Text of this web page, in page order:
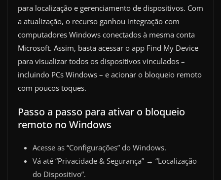
para localização e gerenciamento de dispositivos. Com
a atualização, o recurso ganhou integração com
computadores Windows conectados à mesma conta
Microsoft. Assim, basta acessar o app Find My Device
para visualizar todos os dispositivos vinculados –
incluindo PCs Windows – e acionar o bloqueio remoto
com poucos toques.
Passo a passo para ativar o bloqueio
remoto no Windows
Acesse as “Configurações” do Windows.
Vá até “Privacidade & Segurança” → “Localização
do Dispositivo”.